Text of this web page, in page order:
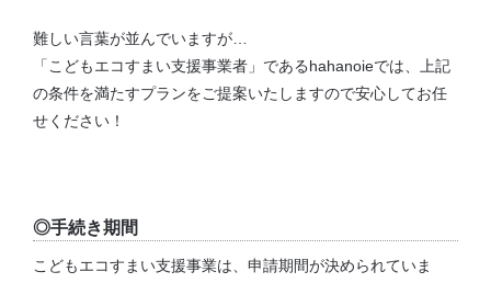
難しい言葉が並んでいますが…
「こどもエコすまい支援事業者」であるhahanoieでは、上記
の条件を満たすプランをご提案いたしますので安心してお任
せください！
◎手続き期間
こどもエコすまい支援事業は、申請期間が決められていま